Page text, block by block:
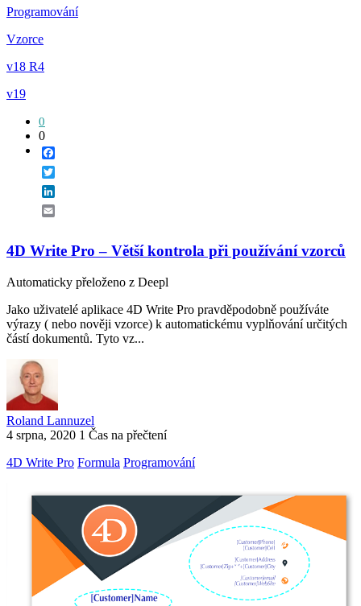
Programování
Vzorce
v18 R4
v19
0
0
4D Write Pro – Větší kontrola při používání vzorců
Automaticky přeloženo z Deepl
Jako uživatelé aplikace 4D Write Pro pravděpodobně používáte
výrazy ( nebo nověji vzorce) k automatickému vyplňování určitých
částí dokumentů. Tyto vz...
Roland Lannuzel
4 srpna, 2020 1 Čas na přečtení
4D Write Pro Formula Programování